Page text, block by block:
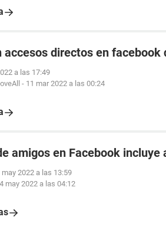
accesos directos en facebook
a las 17:49
- 11 mar 2022 a las 00:24
amigos en Facebook incluye
may 2022 a las 13:59
may 2022 a las 04:12